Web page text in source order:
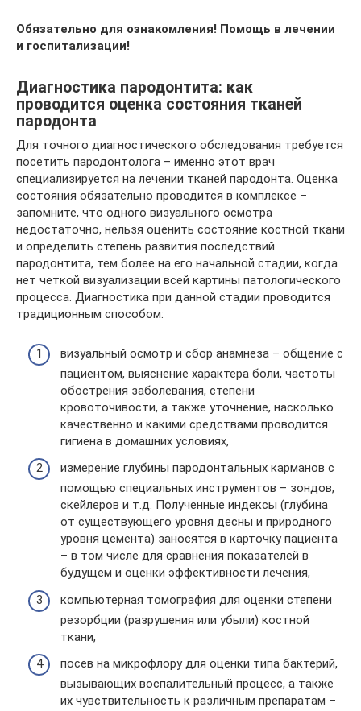
Обязательно для ознакомления! Помощь в лечении
и госпитализации!
Диагностика пародонтита: как
проводится оценка состояния тканей
пародонта
Для точного диагностического обследования требуется
посетить пародонтолога – именно этот врач
специализируется на лечении тканей пародонта. Оценка
состояния обязательно проводится в комплексе –
запомните, что одного визуального осмотра
недостаточно, нельзя оценить состояние костной ткани
и определить степень развития последствий
пародонтита, тем более на его начальной стадии, когда
нет четкой визуализации всей картины патологического
процесса. Диагностика при данной стадии проводится
традиционным способом:
визуальный осмотр и сбор анамнеза – общение с
пациентом, выяснение характера боли, частоты
обострения заболевания, степени
кровоточивости, а также уточнение, насколько
качественно и какими средствами проводится
гигиена в домашних условиях,
измерение глубины пародонтальных карманов с
помощью специальных инструментов – зондов,
скейлеров и т.д. Полученные индексы (глубина
от существующего уровня десны и природного
уровня цемента) заносятся в карточку пациента
– в том числе для сравнения показателей в
будущем и оценки эффективности лечения,
компьютерная томография для оценки степени
резорбции (разрушения или убыли) костной
ткани,
посев на микрофлору для оценки типа бактерий,
вызывающих воспалительный процесс, а также
их чувствительность к различным препаратам –